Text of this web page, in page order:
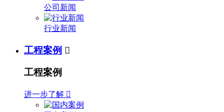
公司新闻
行业新闻
工程案例 
工程案例
进一步了解 